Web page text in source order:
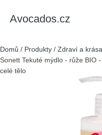
Avocados.cz
Domů / Produkty / Zdraví a krása
Sonett Tekuté mýdlo - růže BIO
celé tělo